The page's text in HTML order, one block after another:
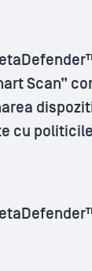
Scan”
cu politicile